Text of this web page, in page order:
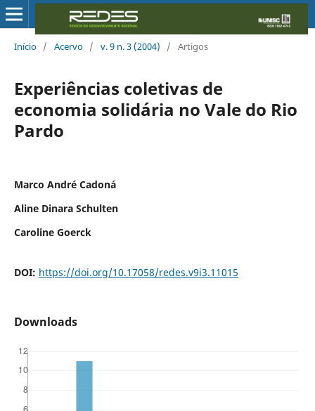
Início / Acervo / v. 9 n. 3 (2004) / Artigos
Experiências coletivas de
economia solidária no Vale do Rio
Pardo
Marco André Cadoná
Aline Dinara Schulten
Caroline Goerck
DOI: https://doi.org/10.17058/redes.v9i3.11015
Downloads